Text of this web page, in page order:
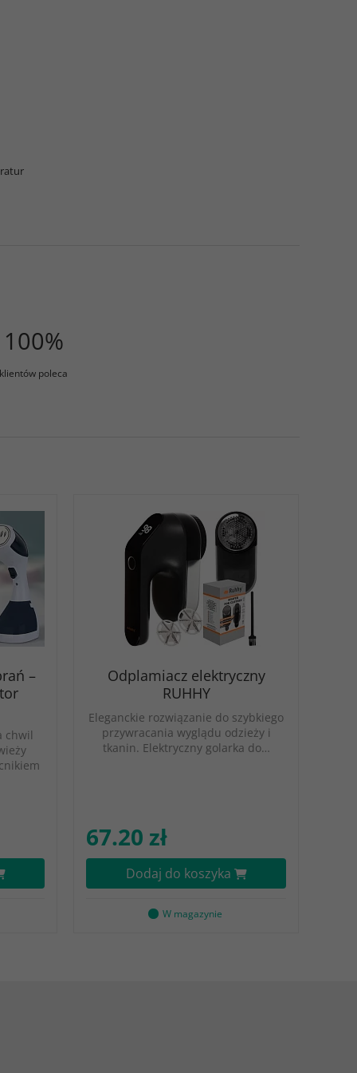
100%
klientów poleca
–
chwil
Odplamiacz elektryczny
RUHHY
Eleganckie rozwiązanie do szybkiego
przywracania wyglądu odzieży i
tkanin. Elektryczny golarka do…
67.20 zł
Dodaj do koszyka
W magazynie